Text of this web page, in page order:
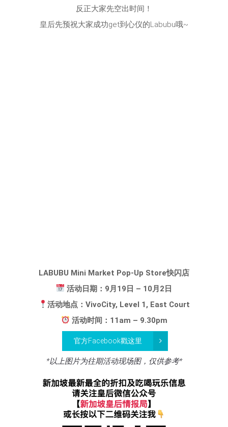
反正大家先空出时间！
皇后先预祝大家成功get到心仪的Labubu哦~
LABUBU Mini Market Pop-Up Store快闪店
活动日期：9月19日 – 10月2日
活动地点：VivoCity, Level 1, East Court
活动时间：11am – 9.30pm
官方Facebook戳这里
*以上图片为往期活动现场图，仅供参考*